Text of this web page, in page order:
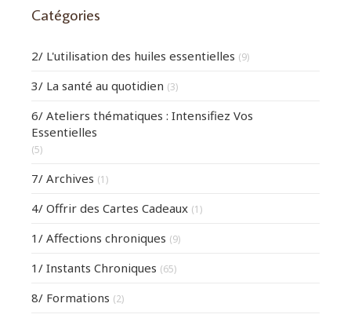
Catégories
2/ L'utilisation des huiles essentielles (9)
3/ La santé au quotidien (3)
6/ Ateliers thématiques : Intensifiez Vos
Essentielles
(5)
7/ Archives (1)
4/ Offrir des Cartes Cadeaux (1)
1/ Affections chroniques (9)
1/ Instants Chroniques (65)
8/ Formations (2)